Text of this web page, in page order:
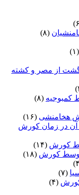
(۸)
(۱)
از مصر و کشته
(۸)
هخامنشی (۱۶)
آن در زمان کورش
کورش (۱۴)
توسط کورش (۱۸)
(۷)
(۴)